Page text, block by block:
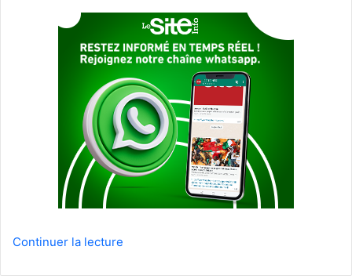
Continuer la lecture